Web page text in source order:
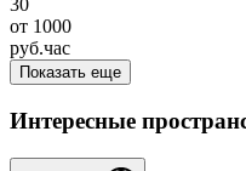
30
от 1000
руб.час
Показать еще
Интересные